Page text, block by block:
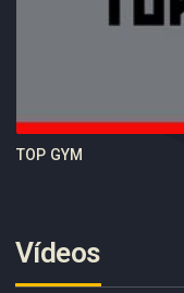
TOP GYM
Vídeos